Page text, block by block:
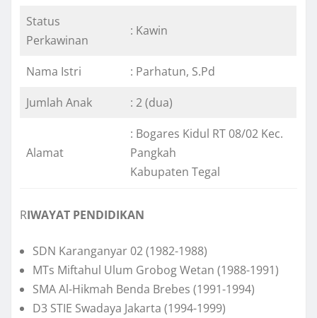
Status
Perkawinan
: Kawin
Nama Istri
: Parhatun, S.Pd
Jumlah Anak
: 2 (dua)
Alamat
: Bogares Kidul RT 08/02 Kec.
Pangkah
Kabupaten Tegal
RIWAYAT PENDIDIKAN
SDN Karanganyar 02 (1982-1988)
MTs Miftahul Ulum Grobog Wetan (1988-1991)
SMA Al-Hikmah Benda Brebes (1991-1994)
D3 STIE Swadaya Jakarta (1994-1999)